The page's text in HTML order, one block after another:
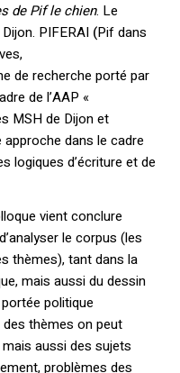
de Pif le chien. Le
PIFERAI (Pif dans
de recherche porté par
de l’AAP «
MSH de Dijon et
dans le cadre
logiques d’écriture et de
vient conclure
le corpus (les
thèmes), tant dans la
mais aussi du dessin
politique
thèmes on peut
aussi des sujets
problèmes des